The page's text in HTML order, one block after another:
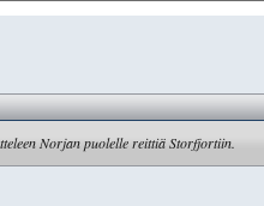
Norjan puolelle reittiä Storfjortiin.